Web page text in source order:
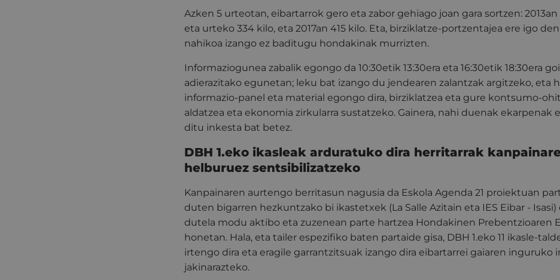
Azken 5 urteotan, eibartarrok gero eta zabor gehiago joan gara sortzen:
eta urteko 334 kilo, eta 2017an 415 kilo. Eta, birziklatze-portzentajea ere igo
nahikoa izango ez baditugu hondakinak murrizten.
Informaziogunea zabalik egongo da 10:30etik 13:30era eta 16:30etik 18:30era
adierazitako egunetan; leku bat izango du jendearen zalantzak argitzeko, eta
informazio-panel eta material egongo dira, birziklatzea eta gure kontsumo-
aldatzea eta ekonomia zirkularra sustatzeko. Gainera, nahi duenak ekarpenak
ditu inkesta bat betez.
DBH 1.eko ikasleak arduratuko dira herritarrak
helburuez sentsibilizatzeko
Kanpainaren aurtengo berritasun nagusia da Eskola Agenda 21 proiektuan
duten bigarren hezkuntzako bi ikastetxek (La Salle Azitain eta IES Eibar - Isasi)
dutela modu aktibo eta zuzenean parte hartzea Hondakinen Prebentzioaren
honetan. Hala, eta tailer espezifiko baten partaide gisa, DBH 1.eko 11 ikasle-
irtengo dira eta eragile garrantzitsuak izango dira eibartarrei gaiaren inguruko
jakinarazteko.